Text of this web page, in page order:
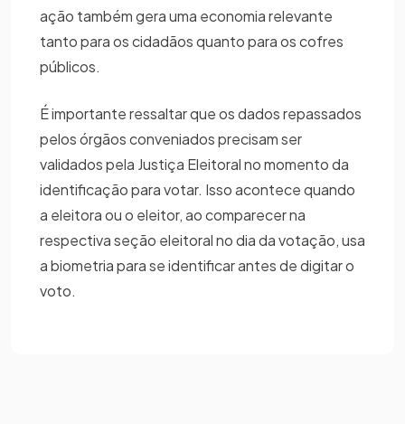
ação também gera uma economia relevante
tanto para os cidadãos quanto para os cofres
públicos.
É importante ressaltar que os dados repassados
pelos órgãos conveniados precisam ser
validados pela Justiça Eleitoral no momento da
identificação para votar. Isso acontece quando
a eleitora ou o eleitor, ao comparecer na
respectiva seção eleitoral no dia da votação, usa
a biometria para se identificar antes de digitar o
voto.